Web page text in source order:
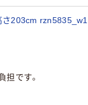
203cm
担です。